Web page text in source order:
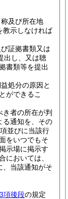
及び所在地
教示しなければ
証拠書類又は
出し、又は聴
書類等を提出
処分の原因と
ができるこ
者の所在が判
る通知を、その
並びに当該行
をいつでもそ
示場に掲示す
においては、
、当該通知がそ
項後段の規定